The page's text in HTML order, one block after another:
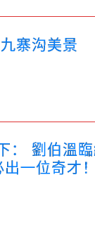
寨沟美景
： 劉伯溫臨
一位奇才